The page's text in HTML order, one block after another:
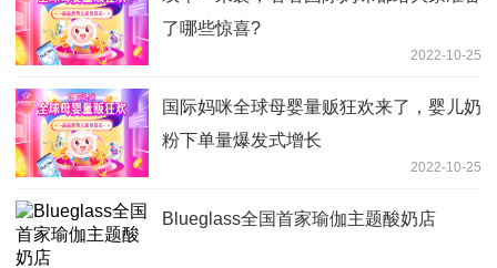
了哪些惊喜?
2022-10-25
国际妈咪全球母婴量贩狂欢来了，婴儿奶
粉下单量爆发式增长
2022-10-25
Blueglass全国首家瑜伽主题酸奶店